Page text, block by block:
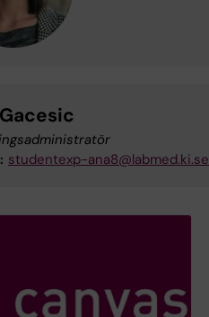
studentexp-ana8@labmed.ki.se